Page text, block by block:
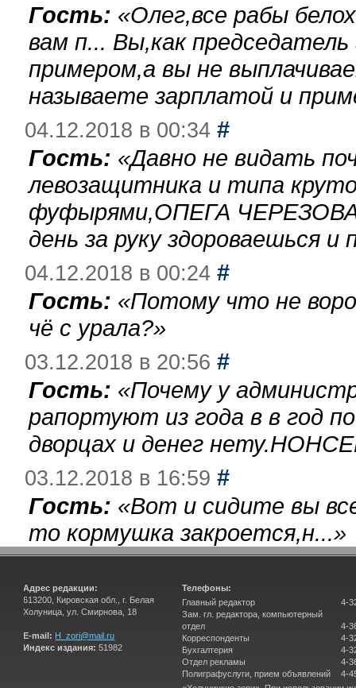
Гость: «Олег,все рабы
вам п... Вы,как
примером,а вы не
называете зарплатой и
04.12.2018 в 00:34 #
Гость: «Давно не видать
левозащитника и типа
фуфырями,ОПЕГА
день за руку здороваешься
04.12.2018 в 00:24 #
Гость: «Потому что не
чё с урала?»
03.12.2018 в 20:56 #
Гость: «Почему у
рапортуют из года в в год
дворцах и денег
03.12.2018 в 16:59 #
Гость: «Вот и сидите вы
то кормушка закроется,н...»
Адрес редакции:
613200, Кировская обл., г. Белая
Холуница, ул. Смирнова, 18
E-mail: H_zori@mail.ru
Индекс издания: 51982
Телефоны:
Главный редактор
Зам. гл. редактора, компьютерный
отдел
Корреспонденты
Бухгалтерия
Отдел рекламы
Полиграфуслуги, прием объявлений
4-
4-
4-
4-
4-
4-